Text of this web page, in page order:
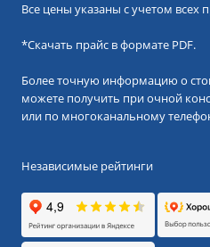
Все цены указаны с учетом
*Скачать прайс в формате PDF.
Более точную информацию о
можете получить при очной
или по многоканальному
Независимые рейтинги